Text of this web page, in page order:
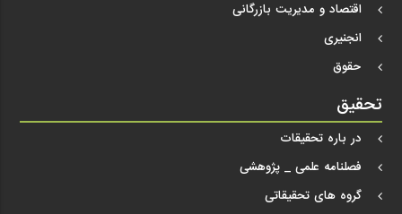
اقتصاد و مدیریت بازرگانی
انجنیری
حقوق
تحقیق
در باره تحقیقات
فصلنامه علمی _ پژوهشی
گروه های تحقیقاتی